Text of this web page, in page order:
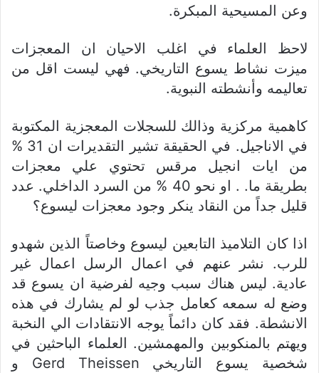
وعن المسيحية المبكرة.
لاحظ العلماء في اغلب الاحيان ان المعجزات
ميزت نشاط يسوع التاريخي. فهي ليست اقل من
تعاليمه وأنشطته النبوية.
كاهمية مركزية وذالك للسجلات المعجزية المكتوبة
في الاناجيل. في الحقيقة تشير التقديرات ان 31 %
من ايات انجيل مرقس تحتوي علي معجزات
بطريقة ما. . او نحو 40 % من السرد الداخلي. عدد
قليل جداً من النقاد ينكر وجود معجزات ليسوع؟
اذا كان التلاميذ التابعين ليسوع وخاصتاً الذين شهدو
للرب. نشر عنهم في اعمال الرسل اعمال غير
عادية. ليس هناك سبب وجيه لفرضية ان يسوع قد
وضع له سمعه كعامل جذب لو لم يشارك في هذه
الانشطة. فقد كان دائماً يوجه الانتقادات الي النخبة
ويهتم بالمنكوبين والمهمشين. العلماء الباحثين في
شخصية يسوع التاريخي Gerd Theissen و